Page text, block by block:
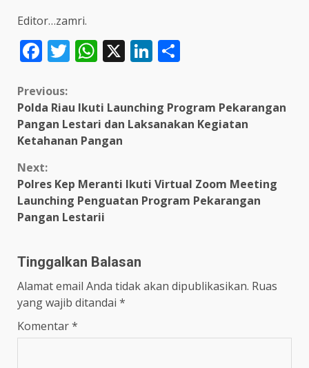
Editor…zamri.
Facebook
Twitter
WhatsApp
X LinkedIn
Continue
Reading
Previous:
Polda Riau Ikuti Launching Program Pekarangan
Pangan Lestari dan Laksanakan Kegiatan
Ketahanan Pangan
Next:
Polres Kep Meranti Ikuti Virtual Zoom Meeting
Launching Penguatan Program Pekarangan
Pangan Lestarii
Tinggalkan Balasan
Alamat email Anda tidak akan dipublikasikan. Ruas
yang wajib ditandai *
Komentar*